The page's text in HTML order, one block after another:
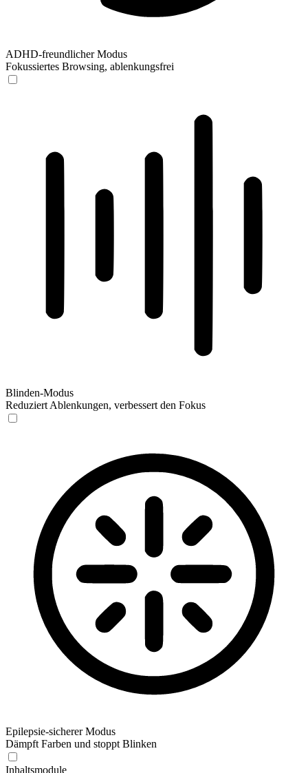
ADHD-freundlicher Modus
Fokussiertes Browsing, ablenkungsfrei
Blinden-Modus
Reduziert Ablenkungen, verbessert den Fokus
Epilepsie-sicherer Modus
Dämpft Farben und stoppt Blinken
Inhaltsmodule